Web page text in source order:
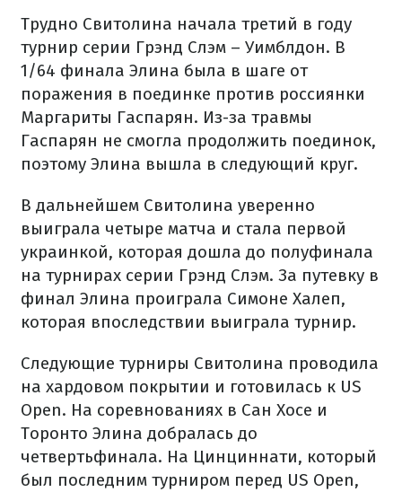
Трудно Свитолина начала третий в году
турнир серии Грэнд Слэм – Уимблдон. В
1/64 финала Элина была в шаге от
поражения в поединке против россиянки
Маргариты Гаспарян. Из-за травмы
Гаспарян не смогла продолжить поединок,
поэтому Элина вышла в следующий круг.
В дальнейшем Свитолина уверенно
выиграла четыре матча и стала первой
украинкой, которая дошла до полуфинала
на турнирах серии Грэнд Слэм. За путевку в
финал Элина проиграла Симоне Халеп,
которая впоследствии выиграла турнир.
Следующие турниры Свитолина проводила
на хардовом покрытии и готовилась к US
Open. На соревнованиях в Сан Хосе и
Торонто Элина добралась до
четвертьфинала. На Цинциннати, который
был последним турниром перед US Open,